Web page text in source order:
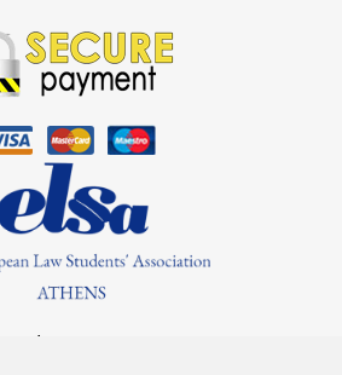
Βρείτε Μας Στο